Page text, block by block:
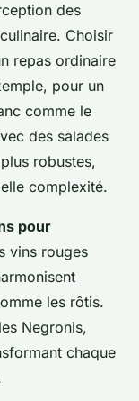
des
Choisir
repas ordinaire
pour un
comme le
des salades
robustes,
complexité.
pour
vins rouges
les rôtis.
Negronis,
chaque